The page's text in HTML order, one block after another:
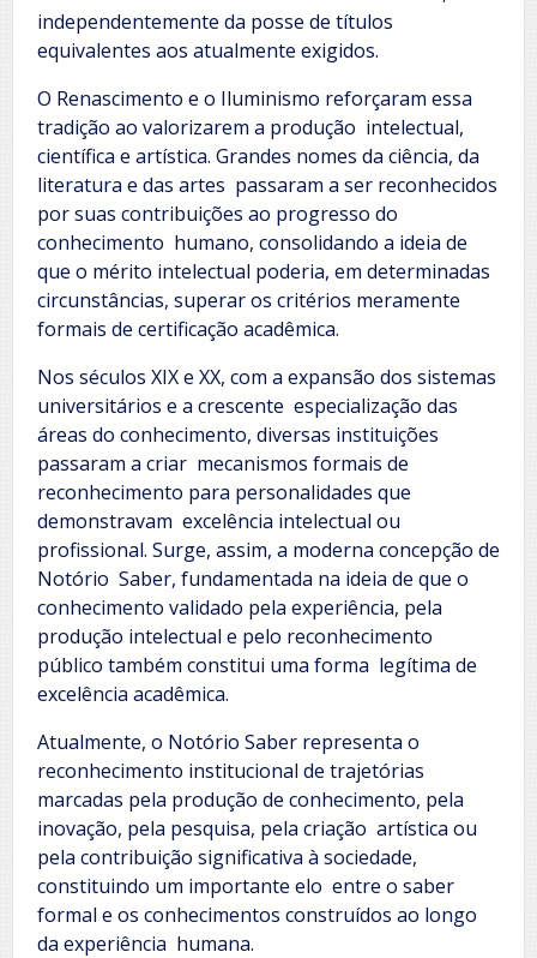
independentemente da posse de títulos
equivalentes aos atualmente exigidos.
O Renascimento e o Iluminismo reforçaram essa
tradição ao valorizarem a produção intelectual,
científica e artística. Grandes nomes da ciência, da
literatura e das artes passaram a ser reconhecidos
por suas contribuições ao progresso do
conhecimento humano, consolidando a ideia de
que o mérito intelectual poderia, em determinadas
circunstâncias, superar os critérios meramente
formais de certificação acadêmica.
Nos séculos XIX e XX, com a expansão dos sistemas
universitários e a crescente especialização das
áreas do conhecimento, diversas instituições
passaram a criar mecanismos formais de
reconhecimento para personalidades que
demonstravam excelência intelectual ou
profissional. Surge, assim, a moderna concepção de
Notório Saber, fundamentada na ideia de que o
conhecimento validado pela experiência, pela
produção intelectual e pelo reconhecimento
público também constitui uma forma legítima de
excelência acadêmica.
Atualmente, o Notório Saber representa o
reconhecimento institucional de trajetórias
marcadas pela produção de conhecimento, pela
inovação, pela pesquisa, pela criação artística ou
pela contribuição significativa à sociedade,
constituindo um importante elo entre o saber
formal e os conhecimentos construídos ao longo
da experiência humana.